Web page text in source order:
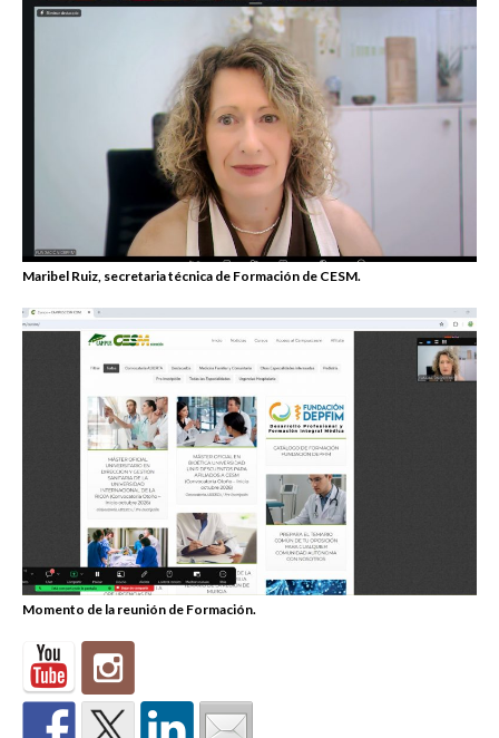
Maribel Ruiz, secretaria técnica de Formación de CESM.
Momento de la reunión de Formación.